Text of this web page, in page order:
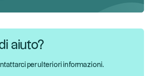
aiuto?
per ulteriori informazioni.